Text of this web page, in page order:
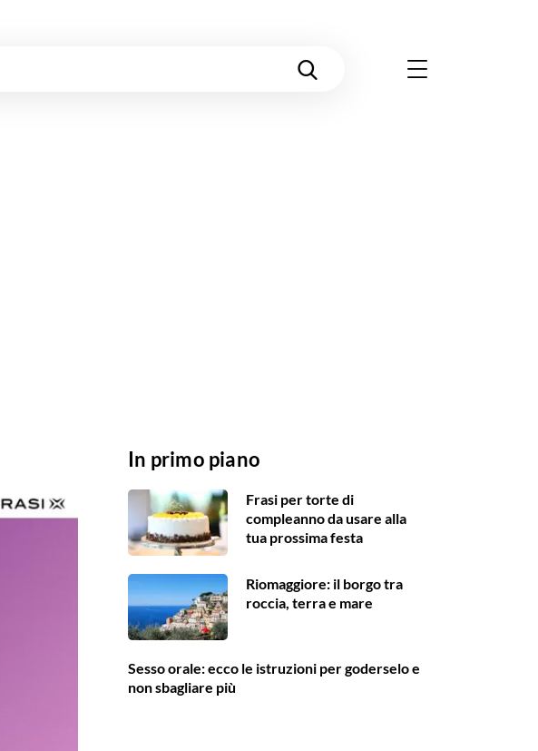
In primo piano
Frasi per torte di
compleanno da usare alla
tua prossima festa
Riomaggiore: il borgo tra
roccia, terra e mare
Sesso orale: ecco le istruzioni per goderselo e
non sbagliare più